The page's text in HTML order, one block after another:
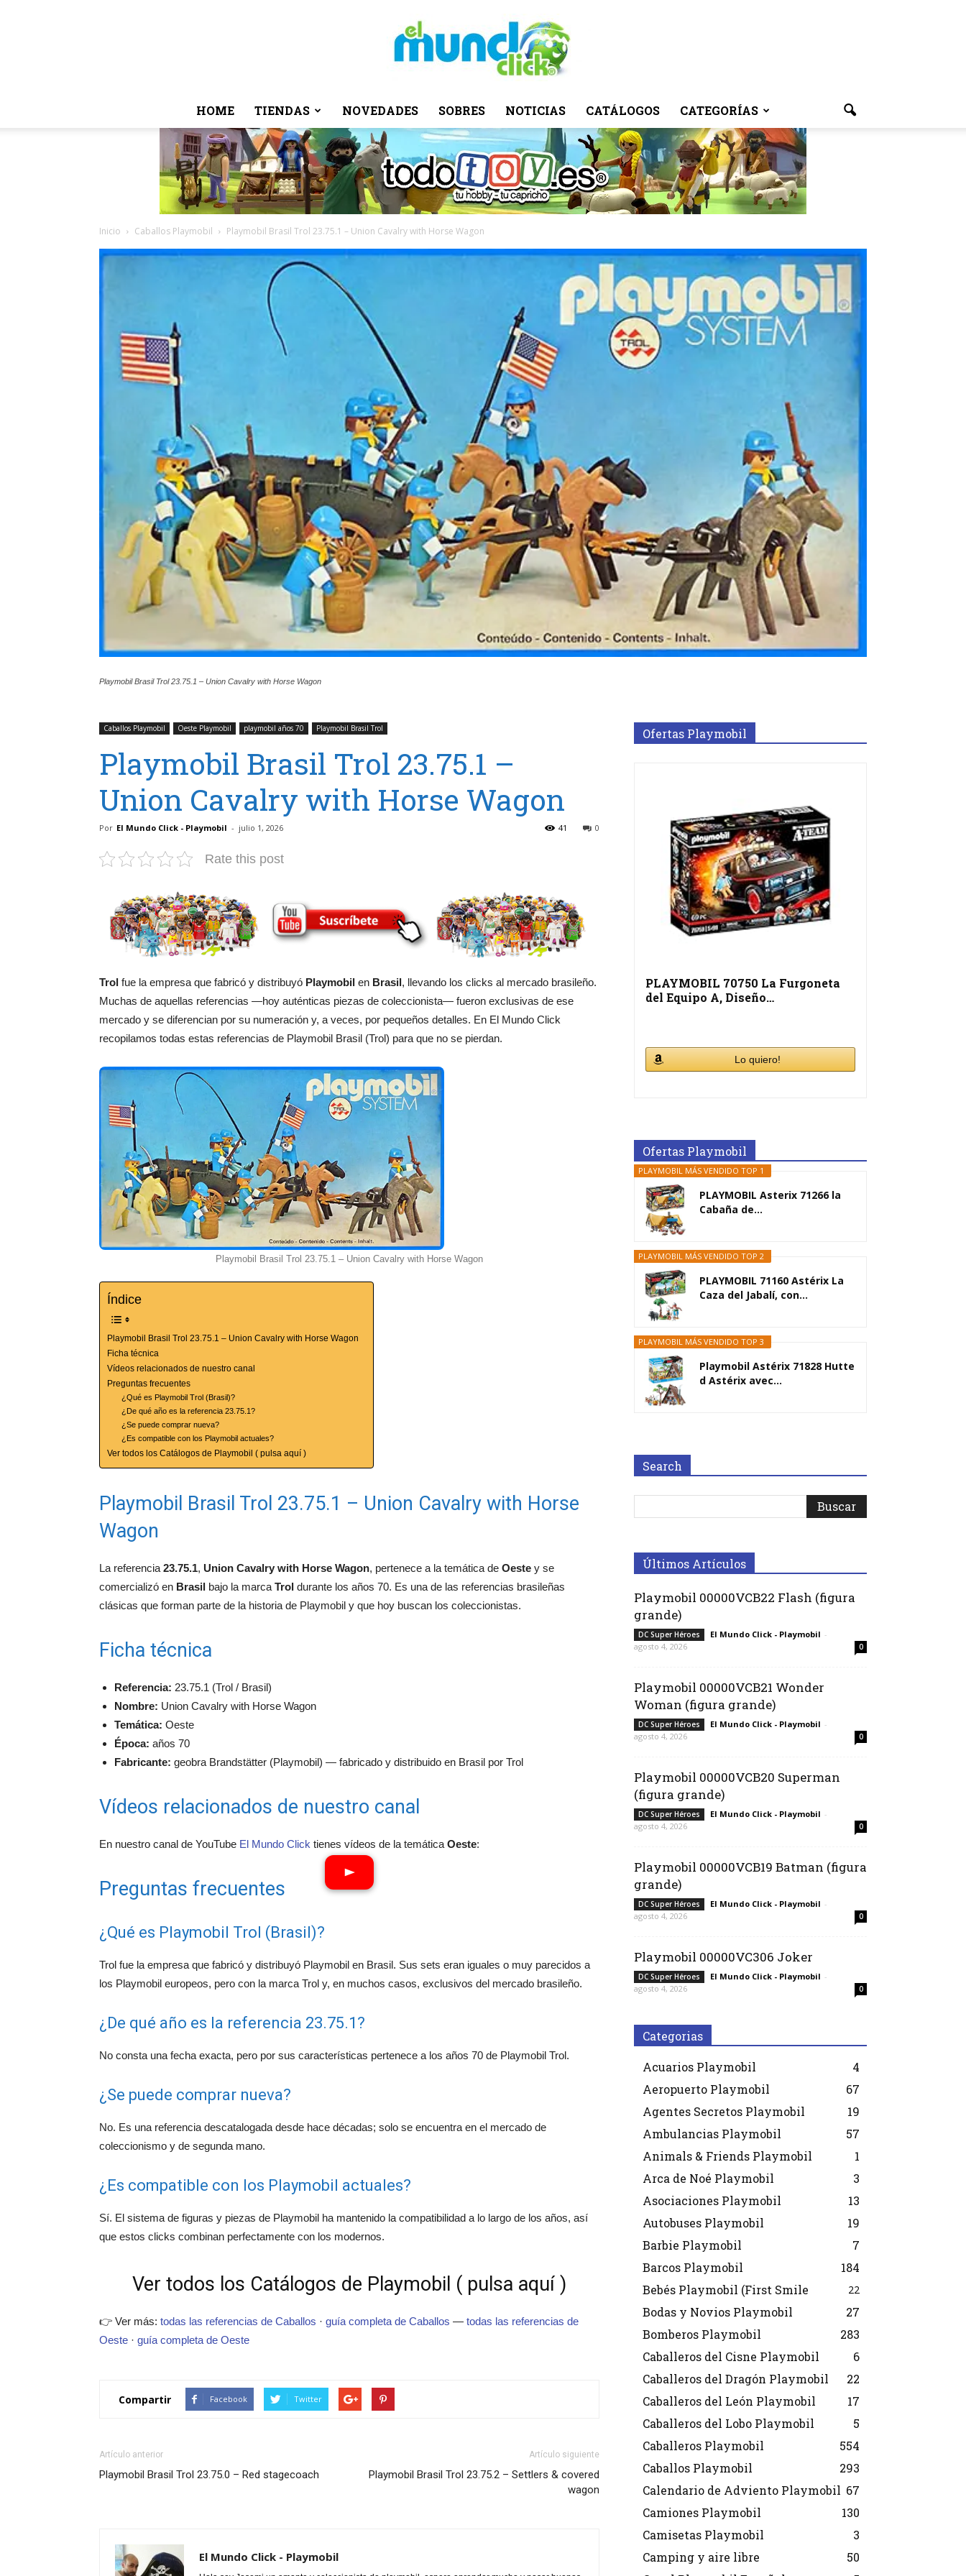
El
HOME TIENDAS NOVEDADES SOBRES NOTICIAS CATÁLOGOS CATEGORÍAS
Inicio Caballos Playmobil Playmobil Brasil Trol 23.75.1 – Union Cavalry with Horse Wagon
Playmobil Brasil Trol 23.75.1 – Union Cavalry with Horse Wagon
Caballos Playmobil Oeste Playmobil playmobil años 70 Playmobil Brasil Trol
Playmobil Brasil Trol 23.75.1 –
Union Cavalry with Horse Wagon
Por El Mundo Click - Playmobil - julio 1, 2026 0
41
Rate this post
Trol fue la empresa que fabricó y distribuyó Playmobil en Brasil, llevando los clicks al mercado brasileño.
Muchas de aquellas referencias —hoy auténticas piezas de coleccionista— fueron exclusivas de ese
mercado y se diferencian por su numeración y, a veces, por pequeños detalles. En El Mundo Click
recopilamos todas estas referencias de Playmobil Brasil (Trol) para que no se pierdan.
Playmobil Brasil Trol 23.75.1 – Union Cavalry with Horse Wagon
Índice
Playmobil Brasil Trol 23.75.1 – Union Cavalry with Horse Wagon
Ficha técnica
Vídeos relacionados de nuestro canal
Preguntas frecuentes
¿Qué es Playmobil Trol (Brasil)?
¿De qué año es la referencia 23.75.1?
¿Se puede comprar nueva?
¿Es compatible con los Playmobil actuales?
Ver todos los Catálogos de Playmobil ( pulsa aquí )
Playmobil Brasil Trol 23.75.1 – Union Cavalry with Horse
Wagon
La referencia23.75.1, Union Cavalry with Horse Wagon, pertenece a la temática de Oeste y se
comercializó en Brasil bajo la marcaTrol durante los años 70. Es una de las referencias brasileñas
clásicas que forman parte de la historia de Playmobil y que hoy buscan los coleccionistas.
Ficha técnica
Referencia: 23.75.1 (Trol / Brasil)
Nombre: Union Cavalry with Horse Wagon
Temática: Oeste
Época: años 70
Fabricante: geobra Brandstätter (Playmobil) — fabricado y distribuido en Brasil por Trol
Vídeos relacionados de nuestro canal
En nuestro canal de YouTube El Mundo Click tienes vídeos de la temáticaOeste:
Preguntas frecuentes
¿Qué es Playmobil Trol (Brasil)?
Trol fue la empresa que fabricó y distribuyó Playmobil en Brasil. Sus sets eran iguales o muy parecidos a
los Playmobil europeos, pero con la marca Trol y, en muchos casos, exclusivos del mercado brasileño.
¿De qué año es la referencia 23.75.1?
No consta una fecha exacta, pero por sus características pertenece a los años 70 de Playmobil Trol.
¿Se puede comprar nueva?
No. Es una referencia descatalogada desde hace décadas; solo se encuentra en el mercado de
coleccionismo y de segunda mano.
¿Es compatible con los Playmobil actuales?
Sí. El sistema de figuras y piezas de Playmobil ha mantenido la compatibilidad a lo largo de los años, así
que estos clicks combinan perfectamente con los modernos.
Ver todos los Catálogos de Playmobil ( pulsa aquí )
👉 Ver más: todas las referencias de Caballos · guía completa de Caballos — todas las referencias de
Oeste · guía completa de Oeste
Compartir Facebook Twitter
Artículo anterior
Playmobil Brasil Trol 23.75.0 – Red stagecoach
Artículo siguiente
Playmobil Brasil Trol 23.75.2 – Settlers & covered
wagon
El Mundo Click - Playmobil
Ofertas Playmobil
PLAYMOBIL 70750 La Furgoneta
del Equipo A, Diseño…
Lo quiero!
Ofertas Playmobil
PLAYMOBIL MÁS VENDIDO TOP 1
PLAYMOBIL Asterix 71266 la
Cabaña de...
PLAYMOBIL MÁS VENDIDO TOP 2
PLAYMOBIL 71160 Astérix La
Caza del Jabalí, con...
PLAYMOBIL MÁS VENDIDO TOP 3
Playmobil Astérix 71828 Hutte
d Astérix avec...
Search
Últimos Artículos
Playmobil 00000VCB22 Flash (figura
grande)
DC Super Héroes El Mundo Click - Playmobil -
agosto 4, 2026
0
Playmobil 00000VCB21 Wonder
Woman (figura grande)
DC Super Héroes El Mundo Click - Playmobil -
agosto 4, 2026
0
Playmobil 00000VCB20 Superman
(figura grande)
DC Super Héroes El Mundo Click - Playmobil -
agosto 4, 2026
0
Playmobil 00000VCB19 Batman (figura
grande)
DC Super Héroes El Mundo Click - Playmobil -
agosto 4, 2026
0
Playmobil 00000VC306 Joker
DC Super Héroes El Mundo Click - Playmobil -
agosto 4, 2026
0
Categorias
Acuarios Playmobil
4
Aeropuerto Playmobil
67
Agentes Secretos Playmobil
19
Ambulancias Playmobil
57
Animals & Friends Playmobil
1
Arca de Noé Playmobil
3
Asociaciones Playmobil
13
Autobuses Playmobil
19
Barbie Playmobil
7
Barcos Playmobil
184
Bebés Playmobil (First Smile
22
Bodas y Novios Playmobil
27
Bomberos Playmobil
283
Caballeros del Cisne Playmobil
6
Caballeros del Dragón Playmobil
22
Caballeros del León Playmobil
17
Caballeros del Lobo Playmobil
5
Caballeros Playmobil
554
Caballos Playmobil
293
Calendario de Adviento Playmobil 67
Camiones Playmobil
130
Camisetas Playmobil
3
Camping y aire libre
50